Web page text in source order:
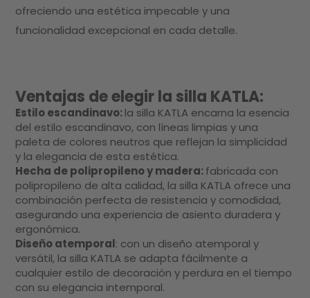
ofreciendo una estética impecable y una
funcionalidad excepcional en cada detalle.
Ventajas de elegir la silla KATLA:
Estilo escandinavo:la silla KATLA encarna la esencia
del estilo escandinavo, con líneas limpias y una
paleta de colores neutros que reflejan la simplicidad
y la elegancia de esta estética.
Hecha de polipropileno y madera:fabricada con
polipropileno de alta calidad, la silla KATLA ofrece una
combinación perfecta de resistencia y comodidad,
asegurando una experiencia de asiento duradera y
ergonómica.
Diseño atemporal: con un diseño atemporal y
versátil, la silla KATLA se adapta fácilmente a
cualquier estilo de decoración y perdura en el tiempo
con su elegancia intemporal.